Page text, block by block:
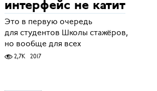
интерфейс не катит
Это в первую очередь
для студентов Школы стажёров,
но вообще для всех
2,7K 2017